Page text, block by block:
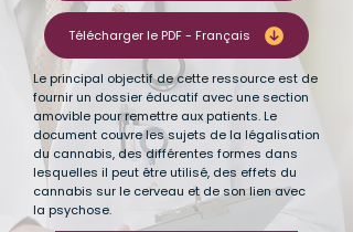
Télécharger le PDF - Français
Le principal objectif de cette ressource est de
fournir un dossier éducatif avec une section
amovible pour remettre aux patients. Le
document couvre les sujets de la légalisation
du cannabis, des différentes formes dans
lesquelles il peut être utilisé, des effets du
cannabis sur le cerveau et de son lien avec
la psychose.